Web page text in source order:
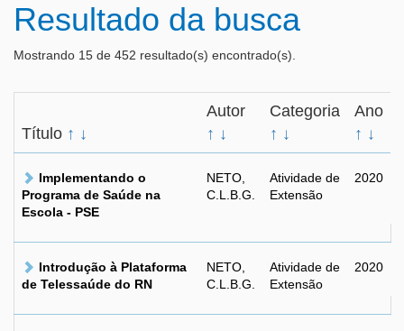
Resultado da busca
Mostrando 15 de 452 resultado(s) encontrado(s).
Título ↑ ↓
Autor
↑ ↓
Categoria
↑ ↓
Ano
↑ ↓
Implementando o
Programa de Saúde na
Escola - PSE
NETO,
C.L.B.G.
Atividade de
Extensão
2020
Introdução à Plataforma
de Telessaúde do RN
NETO,
C.L.B.G.
Atividade de
Extensão
2020